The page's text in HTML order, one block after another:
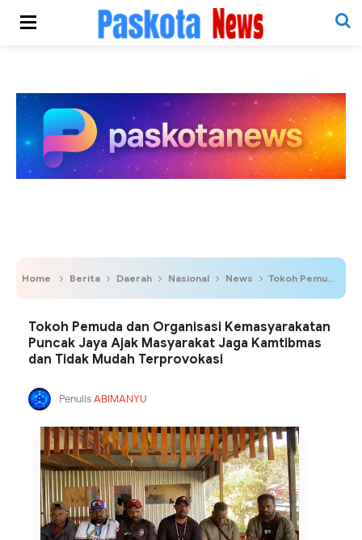
Home Berita Daerah Nasional News Tokoh Pemuda dan Organisasi Kemasyarakatan Puncak Jaya Ajak Masyarakat Jaga Kamtibmas dan Tidak Mudah Terprovokasi
Tokoh Pemuda dan Organisasi Kemasyarakatan
Puncak Jaya Ajak Masyarakat Jaga Kamtibmas
dan Tidak Mudah Terprovokasi
PenulisABIMANYU